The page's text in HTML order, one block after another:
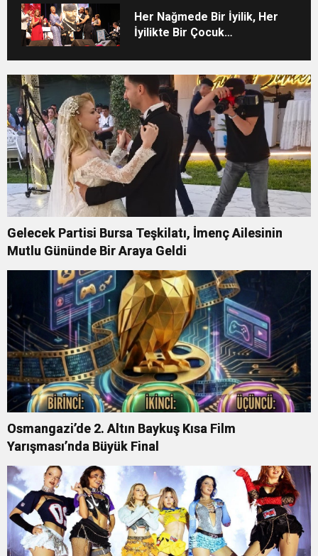
Her Nağmede Bir İyilik, Her
İyilikte Bir Çocuk…
Gelecek Partisi Bursa Teşkilatı, İmenç Ailesinin
Mutlu Gününde Bir Araya Geldi
Osmangazi’de 2. Altın Baykuş Kısa Film
Yarışması’nda Büyük Final